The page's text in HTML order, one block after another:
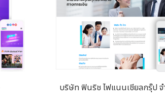
บริษัท ฟินริช ไฟแนนเชียลกรุ๊ป จ